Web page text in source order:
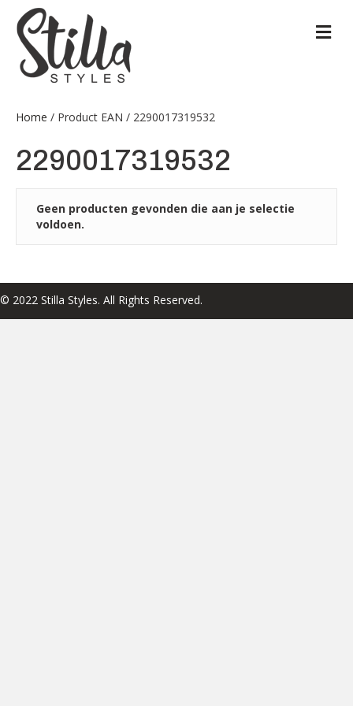
Home / Product EAN / 2290017319532
2290017319532
Geen producten gevonden die aan je selectie
voldoen.
© 2022 Stilla Styles. All Rights Reserved.